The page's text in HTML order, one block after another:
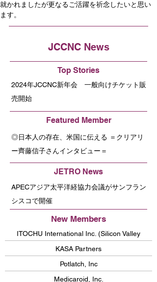
就かれましたが更なるご活躍を祈念したいと思い
ます。
JCCNC News
Top Stories
2024年JCCNC新年会 一般向けチケット販
売開始
Featured Member
◎日本人の存在、米国に伝える ＝クリアリ
ー齊藤信子さんインタビュー＝
JETRO News
APECアジア太平洋経協力会議がサンフラン
シスコで開催
New Members
ITOCHU International Inc. (Silicon Valley
Office)
KASA Partners
Potlatch, Inc
Medicaroid, Inc.